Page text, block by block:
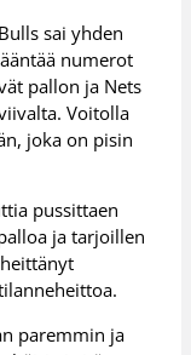
sai yhden
numerot
pallon ja Nets
Voitolla
joka on pisin
pussittaen
ja tarjoillen
paremmin ja